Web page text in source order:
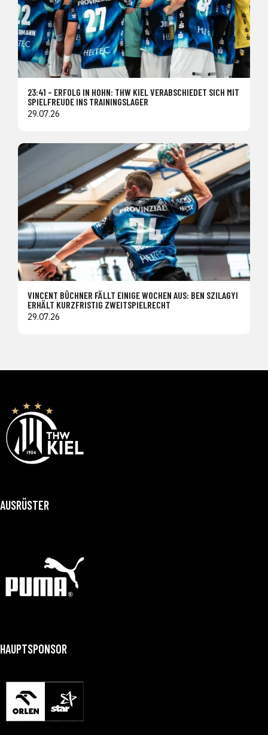
23:41 – ERFOLG IN HOHN: THW KIEL VERABSCHIEDET SICH MIT
SPIELFREUDE INS TRAININGSLAGER
29.07.26
VINCENT BÜCHNER FÄLLT EINIGE WOCHEN AUS: BEN SZILAGYI
ERHÄLT KURZFRISTIG ZWEITSPIELRECHT
29.07.26
AUSRÜSTER
HAUPTSPONSOR